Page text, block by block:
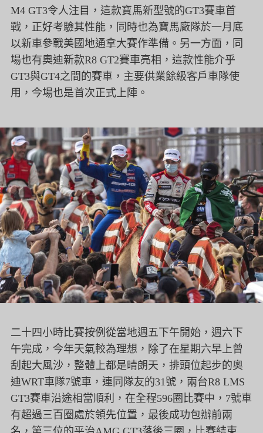
M4 GT3令人注目，這款寶馬新型號的GT3賽車首
戰， 正好考驗其性能， 同時也為寶馬廠隊於一月底
以新車參戰美國地通拿大賽作準備。 另一方面，同
場也有奧迪新款R8 GT2賽車亮相，這款性能介乎
GT3與GT4之間的賽車， 主要供業餘級客戶車隊使
用，今場也是首次正式上陣。
二十四小時比賽按例從當地週五下午開始，週六下
午完成， 今年天氣較為理想，除了在星期六早上曾
刮起大風沙， 整體上都是晴朗天，排頭位起步的奧
迪WRT車隊7號車， 連同隊友的31號，兩台R8 LMS
GT3賽車沿途相當順利，在全程596圈比賽中， 7號車
有超過三百圈處於領先位置，最後成功包辦前兩